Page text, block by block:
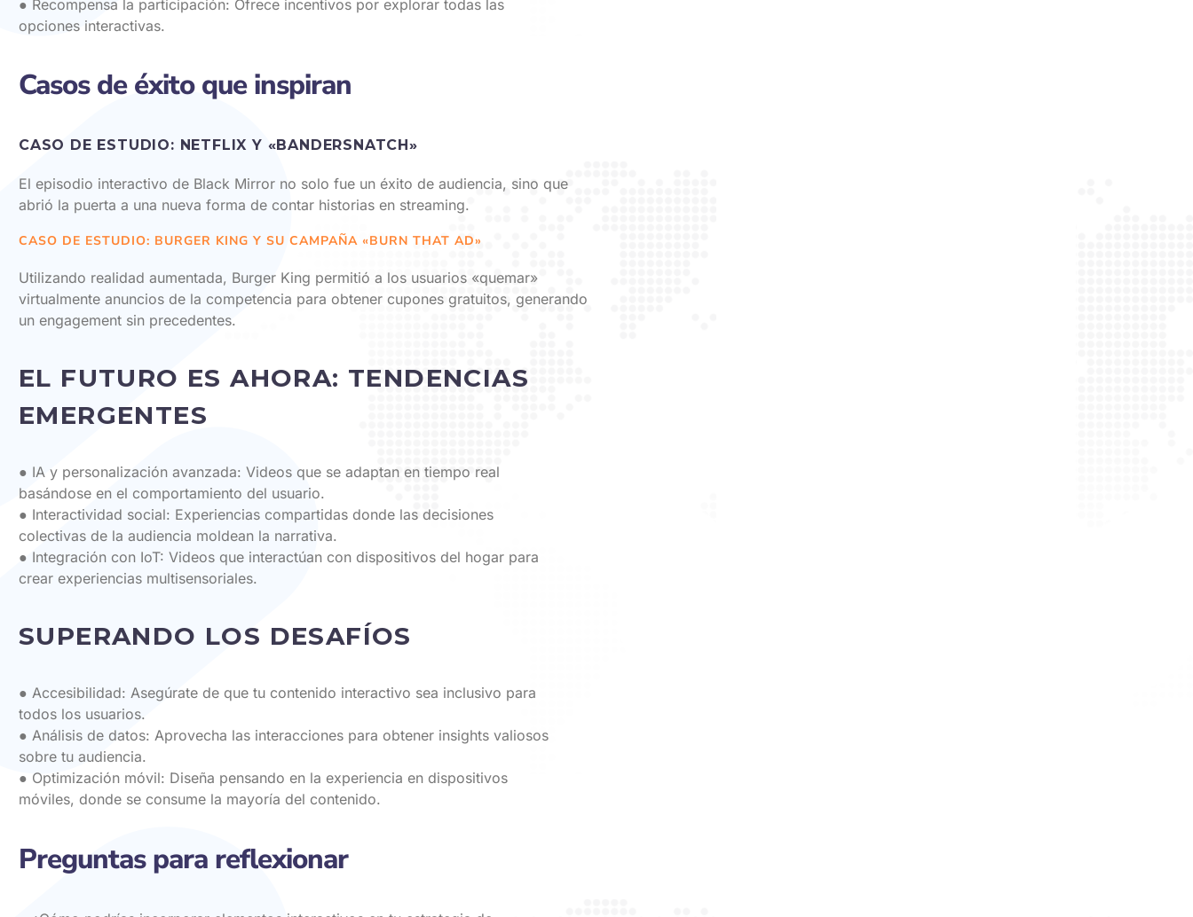
● Recompensa la participación: Ofrece incentivos por explorar todas las
opciones interactivas.
Casos de éxito que inspiran
CASO DE ESTUDIO: NETFLIX Y «BANDERSNATCH»
El episodio interactivo de Black Mirror no solo fue un éxito de audiencia, sino que
abrió la puerta a una nueva forma de contar historias en streaming.
CASO DE ESTUDIO: BURGER KING Y SU CAMPAÑA «BURN THAT AD»
Utilizando realidad aumentada, Burger King permitió a los usuarios «quemar»
virtualmente anuncios de la competencia para obtener cupones gratuitos, generando
un engagement sin precedentes.
EL FUTURO ES AHORA: TENDENCIAS
EMERGENTES
● IA y personalización avanzada: Videos que se adaptan en tiempo real
basándose en el comportamiento del usuario.
● Interactividad social: Experiencias compartidas donde las decisiones
colectivas de la audiencia moldean la narrativa.
● Integración con IoT: Videos que interactúan con dispositivos del hogar para
crear experiencias multisensoriales.
SUPERANDO LOS DESAFÍOS
● Accesibilidad: Asegúrate de que tu contenido interactivo sea inclusivo para
todos los usuarios.
● Análisis de datos: Aprovecha las interacciones para obtener insights valiosos
sobre tu audiencia.
● Optimización móvil: Diseña pensando en la experiencia en dispositivos
móviles, donde se consume la mayoría del contenido.
Preguntas para reflexionar